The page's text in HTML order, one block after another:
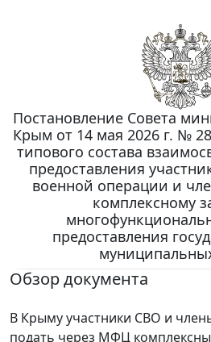
Постановление Совета
Крым от 14 мая 2026 г. №
типового состава
предоставления
военной операции и
комплексному
предоставления
Обзор документа
В Крыму участники СВО и
подать через МФЦ